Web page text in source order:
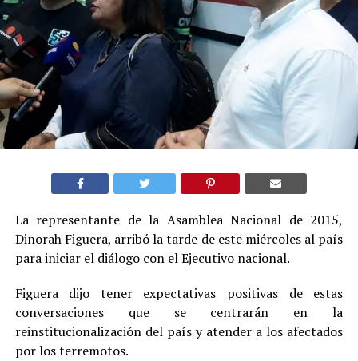
La representante de la Asamblea Nacional de 2015,
Dinorah Figuera, arribó la tarde de este miércoles al país
para iniciar el diálogo con el Ejecutivo nacional.
Figuera dijo tener expectativas positivas de estas
conversaciones que se centrarán en la
reinstitucionalización del país y atender a los afectados
por los terremotos.